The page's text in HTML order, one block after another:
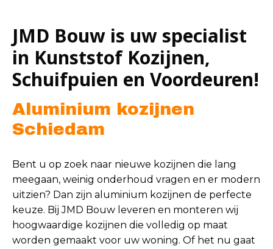
JMD Bouw is uw specialist
in Kunststof Kozijnen,
Schuifpuien en Voordeuren!
Aluminium kozijnen
Schiedam
Bent u op zoek naar nieuwe kozijnen die lang
meegaan, weinig onderhoud vragen en er modern
uitzien? Dan zijn aluminium kozijnen de perfecte
keuze. Bij JMD Bouw leveren en monteren wij
hoogwaardige kozijnen die volledig op maat
worden gemaakt voor uw woning. Of het nu gaat